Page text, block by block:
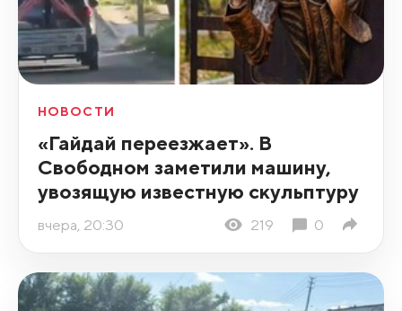
НОВОСТИ
«Гайдай переезжает». В
Свободном заметили машину,
увозящую известную скульптуру
вчера, 20:30 219 0